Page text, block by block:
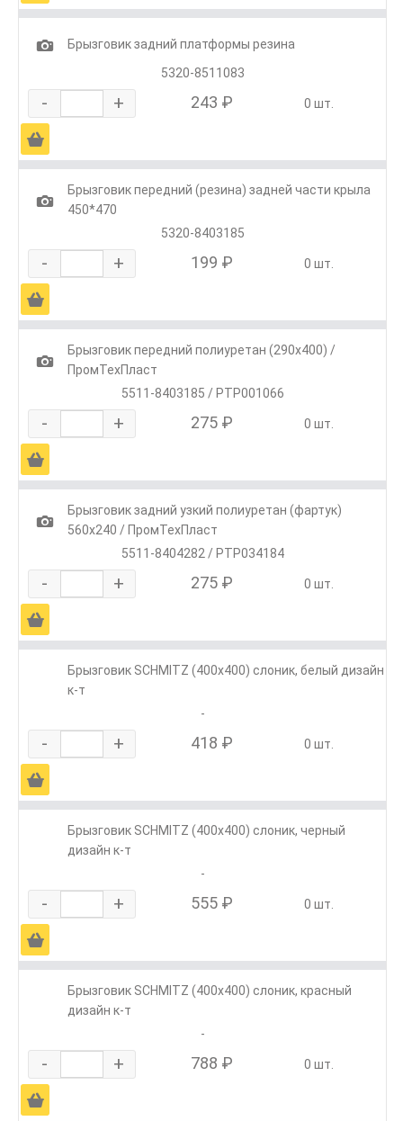
1
Брызговик задний платформы резина
5320-8511083
- + 243 ₽ 0 шт.
Ä
1
Брызговик передний (резина) задней части крыла
450*470
5320-8403185
- + 199 ₽ 0 шт.
Ä
1
Брызговик передний полиуретан (290х400) /
ПромТехПласт
5511-8403185 / РТР001066
- + 275 ₽ 0 шт.
Ä
1
Брызговик задний узкий полиуретан (фартук)
560х240 / ПромТехПласт
5511-8404282 / РТР034184
- + 275 ₽ 0 шт.
Ä
Брызговик SCHMITZ (400х400) слоник, белый дизайн
к-т
-
- + 418 ₽ 0 шт.
Ä
Брызговик SCHMITZ (400х400) слоник, черный
дизайн к-т
-
- + 555 ₽ 0 шт.
Ä
Брызговик SCHMITZ (400х400) слоник, красный
дизайн к-т
-
- + 788 ₽ 0 шт.
Ä